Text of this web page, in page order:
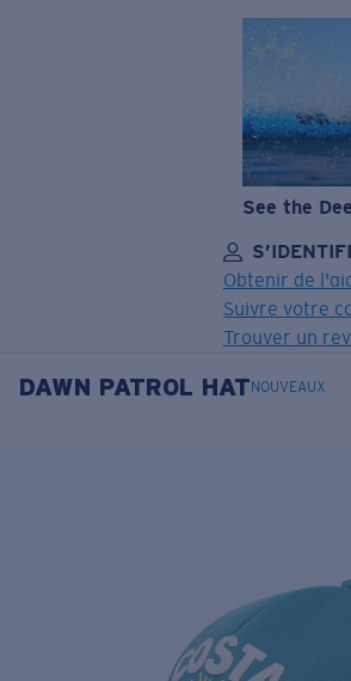
See the
Obtenir de
Suivre votre
Trouver un
OBJECTIF MIS À JOURAJOUTÉ
Quantité:
DAWN PATROL HAT NOUVEAUX